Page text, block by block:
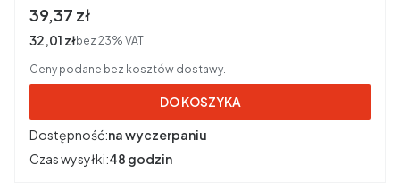
Cena brutto
39,37 zł
Cena netto
32,01 złbez 23% VAT
Ceny podane bez kosztów dostawy.
DO KOSZYKA
Dostępność:na wyczerpaniu
Czas wysyłki:48 godzin